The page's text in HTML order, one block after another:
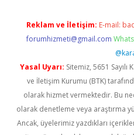
Reklam ve İletişim: E-mail:
forumhizmeti@gmail.com
Yasal Uyarı: Sitemiz, 5651
ve İletişim Kurumu (BTK)
olarak hizmet vermektedir. Bu
olarak denetleme veya araştırma
Ancak, üyelerimiz yazdıkları